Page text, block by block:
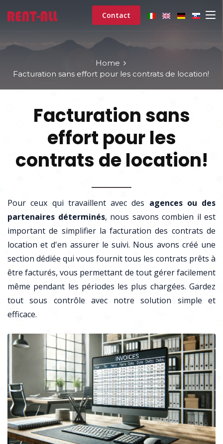
Contact
Home
Facturation sans effort pour les contrats de location!
Facturation sans
effort pour les
contrats de location!
Pour ceux qui travaillent avec des agences ou des
partenaires déterminés, nous savons combien il est
important de simplifier la facturation des contrats de
location et d'en assurer le suivi. Nous avons créé une
section dédiée qui vous fournit tous les contrats prêts à
être facturés, vous permettant de tout gérer facilement
même pendant les périodes les plus chargées. Gardez
tout sous contrôle avec notre solution simple et
efficace.